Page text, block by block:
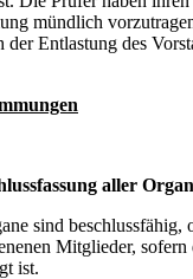
mündlich
Entlastung des
aller
sind beschlussfähig,
Mitglieder,
ist.